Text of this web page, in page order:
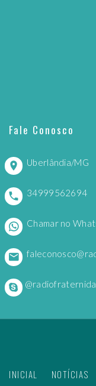
Fale Conosco
Uberlândia/MG
34999562694
Chamar no
INICIAL NOTÍCIAS